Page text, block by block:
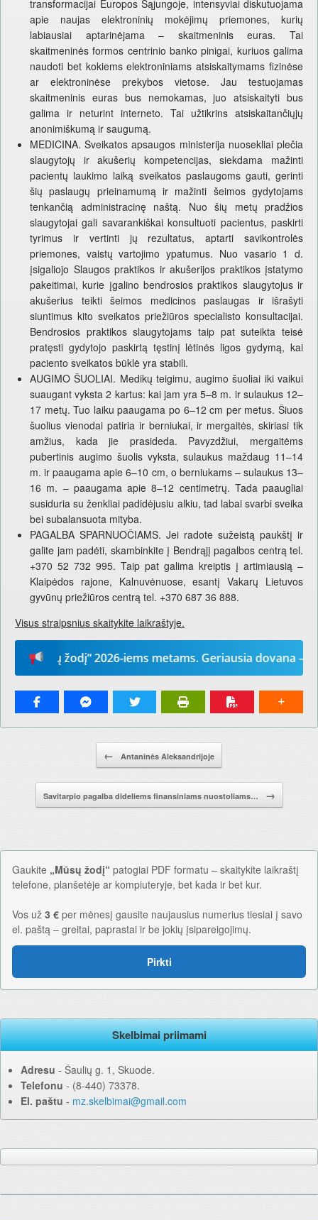
transformacijai Europos Sąjungoje, intensyviai diskutuojama
apie naujas elektroninių mokėjimų priemones, kurių
labiausiai aptarinėjama – skaitmeninis euras. Tai
skaitmeninės formos centrinio banko pinigai, kuriuos galima
naudoti bet kokiems elektroniniams atsiskaitymams fizinėse
ar elektroninėse prekybos vietose. Jau testuojamas
skaitmeninis euras bus nemokamas, juo atsiskaityti bus
galima ir neturint interneto. Tai užtikrins atsiskaitančiųjų
anonimiškumą ir saugumą.
MEDICINA. Sveikatos apsaugos ministerija nuosekliai plečia
slaugytojų ir akušerių kompetencijas, siekdama mažinti
pacientų laukimo laiką sveikatos paslaugoms gauti, gerinti
šių paslaugų prieinamumą ir mažinti šeimos gydytojams
tenkančią administracinę naštą. Nuo šių metų pradžios
slaugytojai gali savarankiškai konsultuoti pacientus, paskirti
tyrimus ir vertinti jų rezultatus, aptarti savikontrolės
priemones, vaistų vartojimo ypatumus. Nuo vasario 1 d.
įsigaliojo Slaugos praktikos ir akušerijos praktikos įstatymo
pakeitimai, kurie įgalino bendrosios praktikos slaugytojus ir
akušerius teikti šeimos medicinos paslaugas ir išrašyti
siuntimus kito sveikatos priežiūros specialisto konsultacijai.
Bendrosios praktikos slaugytojams taip pat suteikta teisė
pratęsti gydytojo paskirtą tęstinį lėtinės ligos gydymą, kai
paciento sveikatos būklė yra stabili.
AUGIMO ŠUOLIAI. Medikų teigimu, augimo šuoliai iki vaikui
suaugant vyksta 2 kartus: kai jam yra 5–8 m. ir sulaukus 12–
17 metų. Tuo laiku paaugama po 6–12 cm per metus. Šiuos
šuolius vienodai patiria ir berniukai, ir mergaitės, skiriasi tik
amžius, kada jie prasideda. Pavyzdžiui, mergaitėms
pubertinis augimo šuolis vyksta, sulaukus maždaug 11–14
m. ir paaugama apie 6–10 cm, o berniukams – sulaukus 13–
16 m. – paaugama apie 8–12 centimetrų. Tada paaugliai
susiduria su ženkliai padidėjusiu alkiu, tad labai svarbi sveika
bei subalansuota mityba.
PAGALBA SPARNUOČIAMS. Jei radote sužeistą paukštį ir
galite jam padėti, skambinkite į Bendrąjį pagalbos centrą tel.
+370 52 732 995. Taip pat galima kreiptis į artimiausią –
Klaipėdos rajone, Kalnuvėnuose, esantį Vakarų Lietuvos
gyvūnų priežiūros centrą tel. +370 687 36 888.
Visus straipsnius skaitykite laikraštyje.
žodį“ 2026-iems metams. Geriausia dovana –
← Antaninės Aleksandrijoje
Savitarpio pagalba dideliems finansiniams nuostoliams… →
Gaukite „Mūsų žodį“ patogiai PDF formatu – skaitykite laikraštį
telefone, planšetėje ar kompiuteryje, bet kada ir bet kur.
Vos už 3 € per mėnesį gausite naujausius numerius tiesiai į savo
el. paštą – greitai, paprastai ir be jokių įsipareigojimų.
Pirkti
Skelbimai priimami
Adresu ‐ Šaulių g. 1, Skuode.
Telefonu ‐ (8-440) 73378.
El. paštu ‐ mz.skelbimai@gmail.com